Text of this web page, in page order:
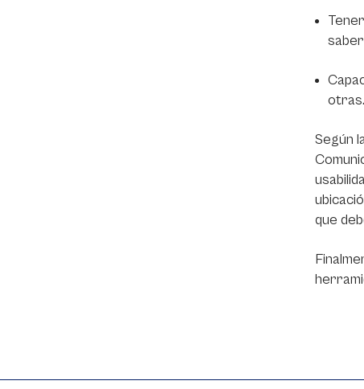
otras.
Según
que